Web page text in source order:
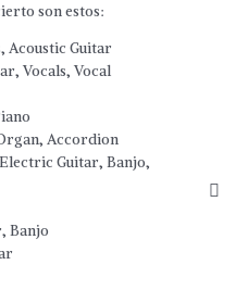
son estos:
Acoustic Guitar
Vocals, Vocal
Accordion
Guitar, Banjo,
Banjo